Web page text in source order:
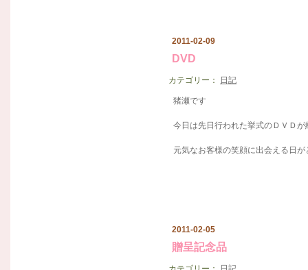
2011-02-09
DVD
カテゴリー： 日記
猪瀬です
今日は先日行われた挙式のＤＶＤ
元気なお客様の笑顔に出会える日
2011-02-05
贈呈記念品